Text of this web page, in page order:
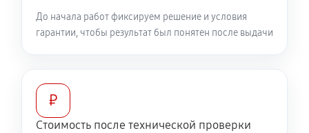
До начала работ фиксируем решение и условия
гарантии, чтобы результат был понятен после выдачи
₽
Стоимость после технической проверки